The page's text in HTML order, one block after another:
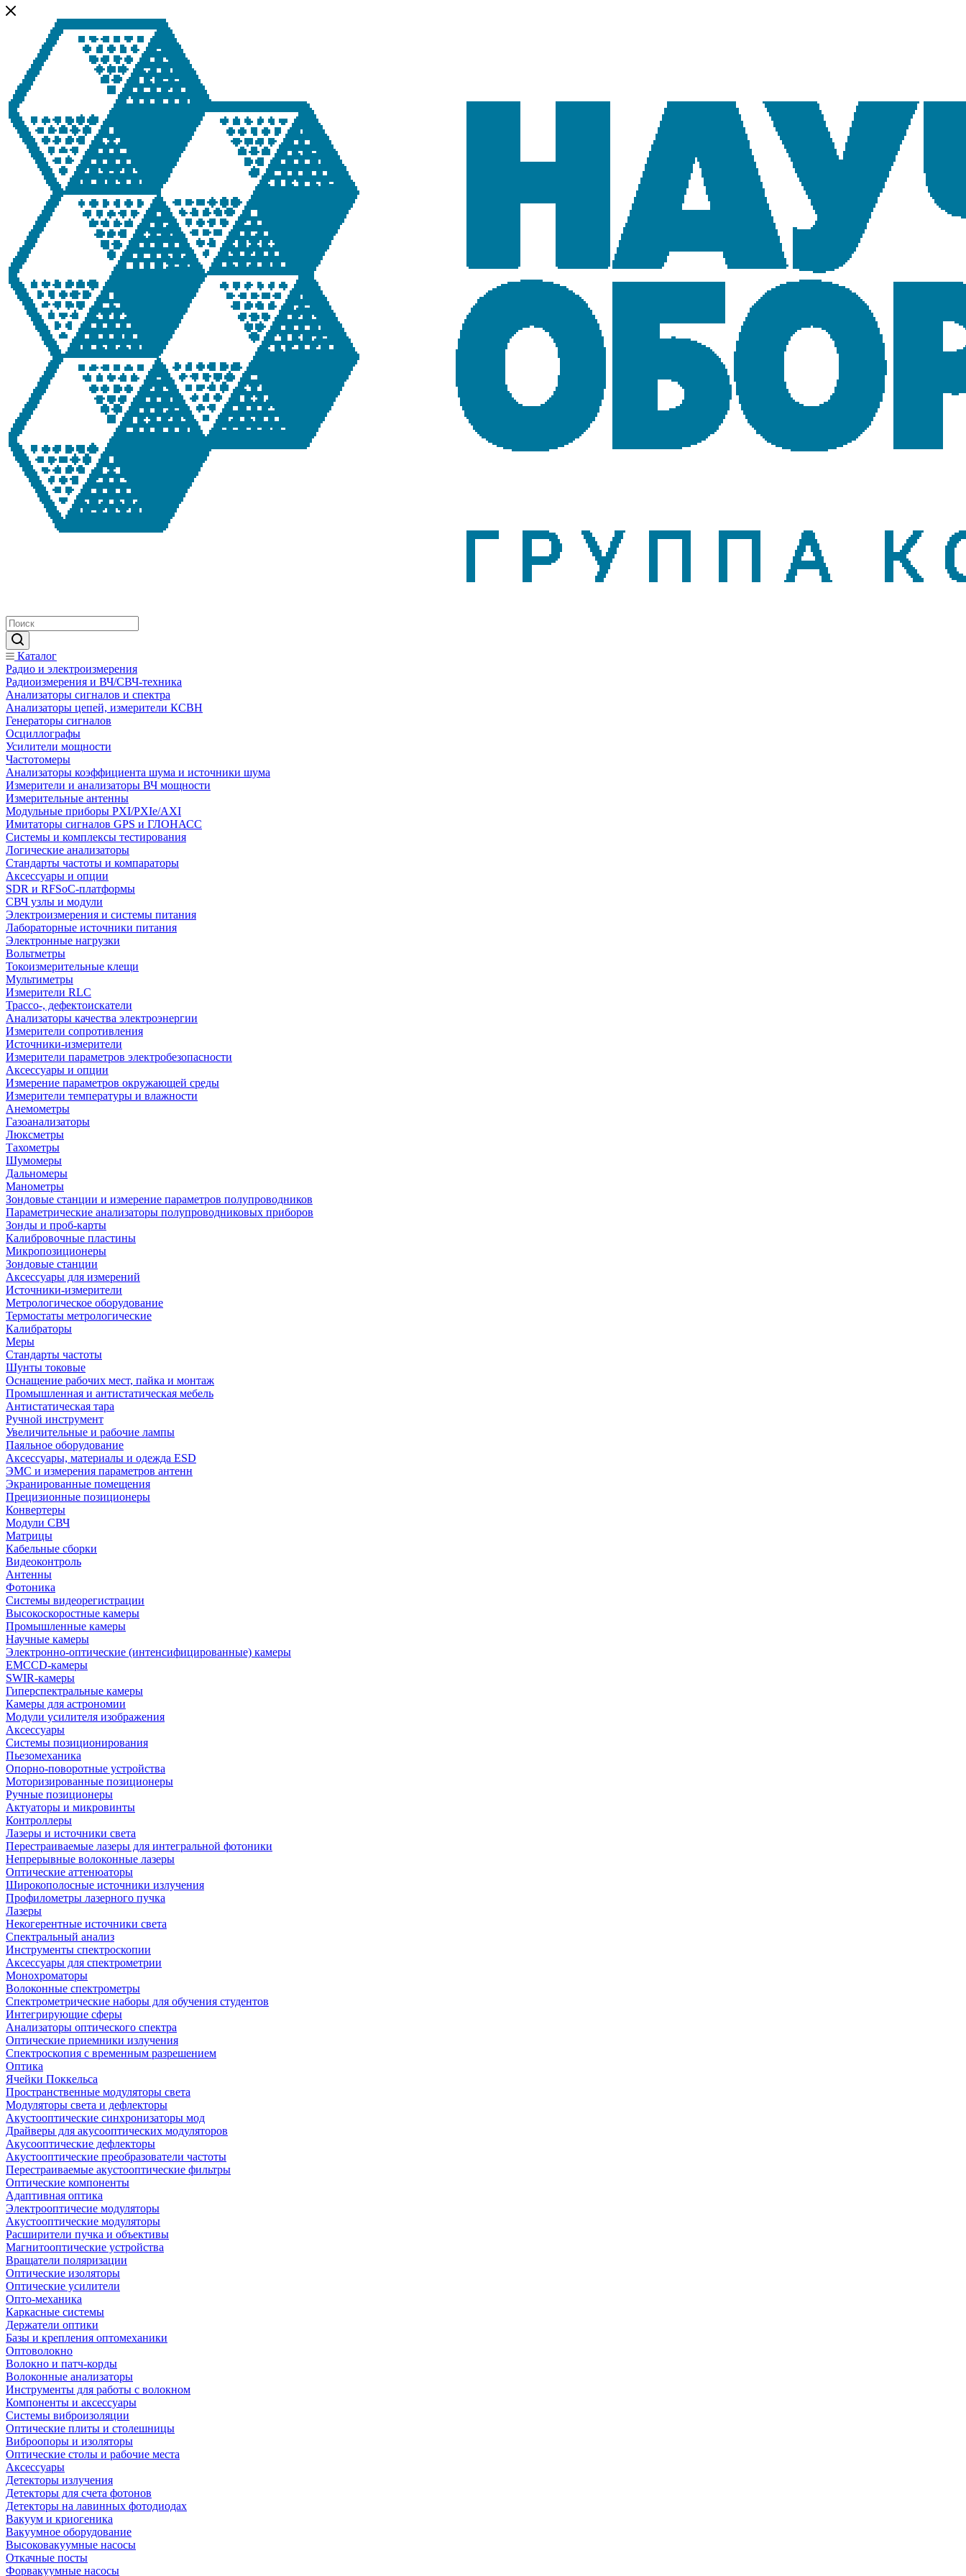
Каталог
Радио и электроизмерения
Радиоизмерения и ВЧ/СВЧ-техника
Анализаторы сигналов и спектра
Анализаторы цепей, измерители КСВН
Генераторы сигналов
Осциллографы
Усилители мощности
Частотомеры
Анализаторы коэффициента шума и источники шума
Измерители и анализаторы ВЧ мощности
Измерительные антенны
Модульные приборы PXI/PXIe/AXI
Имитаторы сигналов GPS и ГЛОНАСС
Системы и комплексы тестирования
Логические анализаторы
Стандарты частоты и компараторы
Аксессуары и опции
SDR и RFSoC‑платформы
СВЧ узлы и модули
Электроизмерения и системы питания
Лабораторные источники питания
Электронные нагрузки
Вольтметры
Токоизмерительные клещи
Мультиметры
Измерители RLC
Трассо-, дефектоискатели
Анализаторы качества электроэнергии
Измерители сопротивления
Источники-измерители
Измерители параметров электробезопасности
Аксессуары и опции
Измерение параметров окружающей среды
Измерители температуры и влажности
Анемометры
Газоанализаторы
Люксметры
Тахометры
Шумомеры
Дальномеры
Манометры
Зондовые станции и измерение параметров полупроводников
Параметрические анализаторы полупроводниковых приборов
Зонды и проб-карты
Калибровочные пластины
Микропозиционеры
Зондовые станции
Аксессуары для измерений
Источники-измерители
Метрологическое оборудование
Термостаты метрологические
Калибраторы
Меры
Стандарты частоты
Шунты токовые
Оснащение рабочих мест, пайка и монтаж
Промышленная и антистатическая мебель
Антистатическая тара
Ручной инструмент
Увеличительные и рабочие лампы
Паяльное оборудование
Аксессуары, материалы и одежда ESD
ЭМС и измерения параметров антенн
Экранированные помещения
Прецизионные позиционеры
Конвертеры
Модули СВЧ
Матрицы
Кабельные сборки
Видеоконтроль
Антенны
Фотоника
Cистемы видеорегистрации
Высокоскоростные камеры
Промышленные камеры
Научные камеры
Электронно-оптические (интенсифицированные) камеры
EMCCD-камеры
SWIR-камеры
Гиперспектральные камеры
Камеры для астрономии
Модули усилителя изображения
Аксессуары
Системы позиционирования
Пьезомеханика
Опорно-поворотные устройства
Моторизированные позиционеры
Ручные позиционеры
Актуаторы и микровинты
Контроллеры
Лазеры и источники света
Перестраиваемые лазеры для интегральной фотоники
Непрерывные волоконные лазеры
Оптические аттенюаторы
Широкополосные источники излучения
Профилометры лазерного пучка
Лазеры
Некогерентные источники света
Спектральный анализ
Инструменты спектроскопии
Аксессуары для спектрометрии
Монохроматоры
Волоконные спектрометры
Спектрометрические наборы для обучения студентов
Интегрирующие сферы
Анализаторы оптического спектра
Оптические приемники излучения
Спектроскопия с временным разрешением
Оптика
Ячейки Поккельса
Пространственные модуляторы света
Модуляторы света и дефлекторы
Акустооптические синхронизаторы мод
Драйверы для акусооптических модуляторов
Акусооптические дефлекторы
Акустооптические преобразователи частоты
Перестраиваемые акустооптические фильтры
Оптические компоненты
Адаптивная оптика
Электрооптичесие модуляторы
Акустооптические модуляторы
Расширители пучка и объективы
Магнитооптические устройства
Вращатели поляризации
Оптические изоляторы
Оптические усилители
Опто-механика
Каркасные системы
Держатели оптики
Базы и крепления оптомеханики
Оптоволокно
Волокно и патч-корды
Волоконные анализаторы
Инструменты для работы с волокном
Компоненты и аксессуары
Системы виброизоляции
Оптические плиты и столешницы
Виброопоры и изоляторы
Оптические столы и рабочие места
Аксессуары
Детекторы излучения
Детекторы для счета фотонов
Детекторы на лавинных фотодиодах
Вакуум и криогеника
Вакуумное оборудование
Высоковакуумные насосы
Откачные посты
Форвакуумные насосы